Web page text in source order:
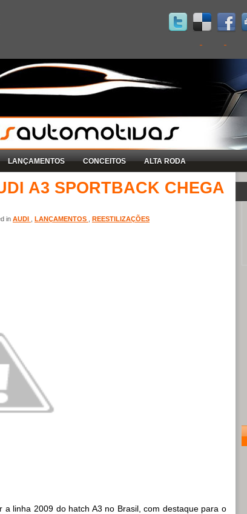
LANÇAMENTOS CONCEITOS ALTA RODA
A3 SPORTBACK CHEGA
in AUDI LANÇAMENTOS REESTILIZAÇÕES
a linha 2009 do hatch A3 no Brasil, com destaque para o